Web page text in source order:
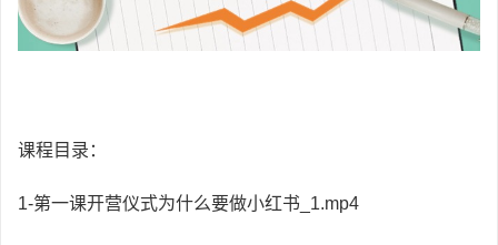
课程目录：
1-第一课开营仪式为什么要做小红书_1.mp4